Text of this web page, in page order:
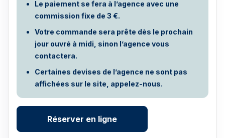
Le paiement se fera à l’agence avec une
commission fixe de 3 €.
Votre commande sera prête dès le prochain
jour ouvré à midi, sinon l’agence vous
contactera.
Certaines devises de l’agence ne sont pas
affichées sur le site, appelez-nous.
Réserver en ligne